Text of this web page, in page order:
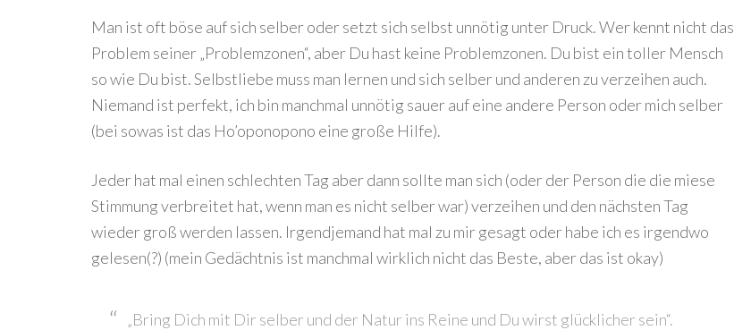
Man ist oft böse auf sich selber oder setzt sich selbst unnötig unter Druck. Wer kennt nicht das
Problem seiner „Problemzonen“, aber Du hast keine Problemzonen. Du bist ein toller Mensch
so wie Du bist. Selbstliebe muss man lernen und sich selber und anderen zu verzeihen auch.
Niemand ist perfekt, ich bin manchmal unnötig sauer auf eine andere Person oder mich selber
(bei sowas ist das Ho’oponopono eine große Hilfe).
Jeder hat mal einen schlechten Tag aber dann sollte man sich (oder der Person die die miese
Stimmung verbreitet hat, wenn man es nicht selber war) verzeihen und den nächsten Tag
wieder groß werden lassen. Irgendjemand hat mal zu mir gesagt oder habe ich es irgendwo
gelesen(?) (mein Gedächtnis ist manchmal wirklich nicht das Beste, aber das ist okay)
„Bring Dich mit Dir selber und der Natur ins Reine und Du wirst glücklicher sein“.